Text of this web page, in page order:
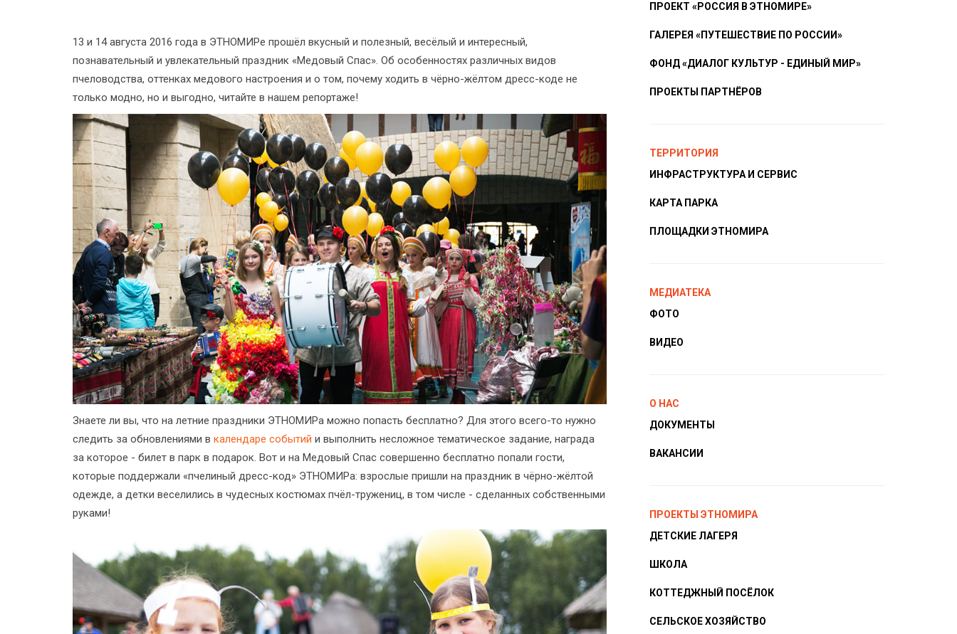
13 и 14 августа 2016 года в ЭТНОМИРе прошёл вкусный и полезный, весёлый и интересный,
познавательный и увлекательный праздник «Медовый Спас». Об особенностях различных видов
пчеловодства, оттенках медового настроения и о том, почему ходить в чёрно-жёлтом дресс-коде не
только модно, но и выгодно, читайте в нашем репортаже!
Знаете ли вы, что на летние праздники ЭТНОМИРа можно попасть бесплатно? Для этого всего-то нужно
следить за обновлениями в календаре событий и выполнить несложное тематическое задание, награда
за которое - билет в парк в подарок. Вот и на Медовый Спас совершенно бесплатно попали гости,
которые поддержали «пчелиный дресс-код» ЭТНОМИРа: взрослые пришли на праздник в чёрно-жёлтой
одежде, а детки веселились в чудесных костюмах пчёл-тружениц, в том числе - сделанных собственными
руками!
ПРОЕКТ «РОССИЯ В ЭТНОМИРЕ»
ГАЛЕРЕЯ «ПУТЕШЕСТВИЕ ПО РОССИИ»
ФОНД «ДИАЛОГ КУЛЬТУР - ЕДИНЫЙ МИР»
ПРОЕКТЫ ПАРТНЁРОВ
ТЕРРИТОРИЯ
ИНФРАСТРУКТУРА И СЕРВИС
КАРТА ПАРКА
ПЛОЩАДКИ ЭТНОМИРА
МЕДИАТЕКА
ФОТО
ВИДЕО
О НАС
ДОКУМЕНТЫ
ВАКАНСИИ
ПРОЕКТЫ ЭТНОМИРА
ДЕТСКИЕ ЛАГЕРЯ
ШКОЛА
КОТТЕДЖНЫЙ ПОСЁЛОК
СЕЛЬСКОЕ ХОЗЯЙСТВО